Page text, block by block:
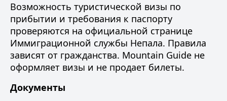
Возможность туристической визы по
прибытии и требования к паспорту
проверяются на официальной странице
Иммиграционной службы Непала. Правила
зависят от гражданства. Mountain Guide не
оформляет визы и не продает билеты.
Документы